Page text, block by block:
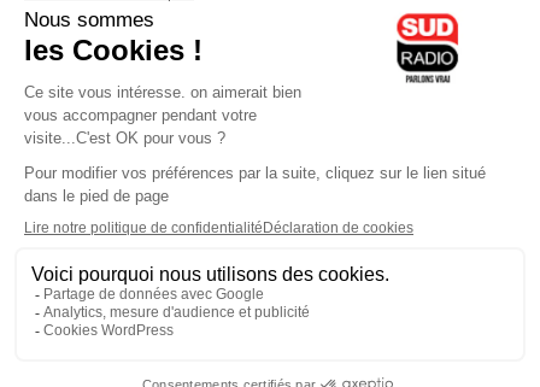
lyoncapitale.fr
olympique-et-lyonnais.com
L'application Iphone / Android
Téléchargez l'application
Les cookies
Gestion des cookies
Crédit photos : ©Sud Radio / Pierre Olivier